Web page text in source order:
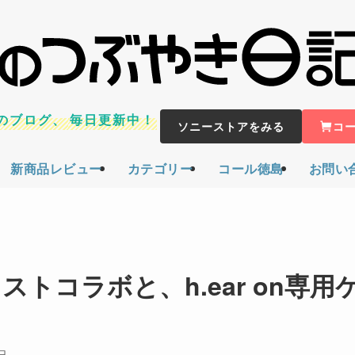
新商品レビュー カテゴリー コール徳島 お問い
ブログ、毎日更新中！ ソニーストアをみる コ
トコラボと、h.ear on専用